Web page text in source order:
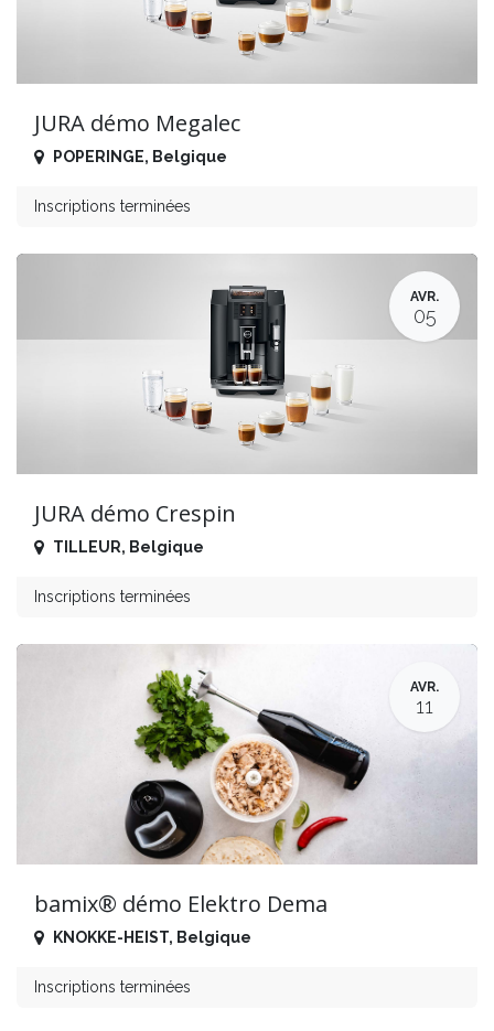
JURA démo Megalec
POPERINGE, Belgique
Inscriptions terminées
AVR.
05
JURA démo Crespin
TILLEUR, Belgique
Inscriptions terminées
AVR.
11
bamix® démo Elektro Dema
KNOKKE-HEIST, Belgique
Inscriptions terminées